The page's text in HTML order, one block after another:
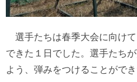
選手たちは春季大会に向け
できた１日でした。選手たち
よう、弾みをつけることがで